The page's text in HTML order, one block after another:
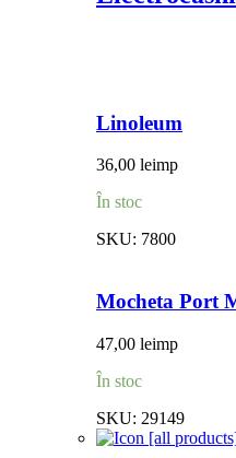
Linoleum
36,00 leimp
În stoc
SKU: 7800
Mocheta Port
47,00 leimp
În stoc
SKU: 29149